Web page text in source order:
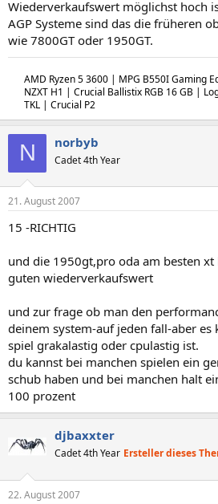
Wiederverkaufswert möglichst hoch
AGP Systeme sind das die früheren
wie 7800GT oder 1950GT.
AMD Ryzen 5 3600 | MPG B550I Gaming
NZXT H1 | Crucial Ballistix RGB 16 GB |
TKL | Crucial P2
N norbyb
Cadet 4th Year
21. August 2007
15 -RICHTIG
und die 1950gt,pro oda am besten xt
guten wiederverkaufswert
und zur frage ob man den
deinem system-auf jeden fall-aber
spiel grakalastig oder cpulastig ist.
du kannst bei manchen spielen ein
schub haben und bei manchen halt
100 prozent
djbaxxter
Cadet 4th Year Ersteller dieses
22. August 2007